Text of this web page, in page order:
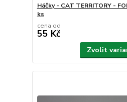
Háčky - CAT TERRITORY -
ks
cena od
55 Kč
Zvolit